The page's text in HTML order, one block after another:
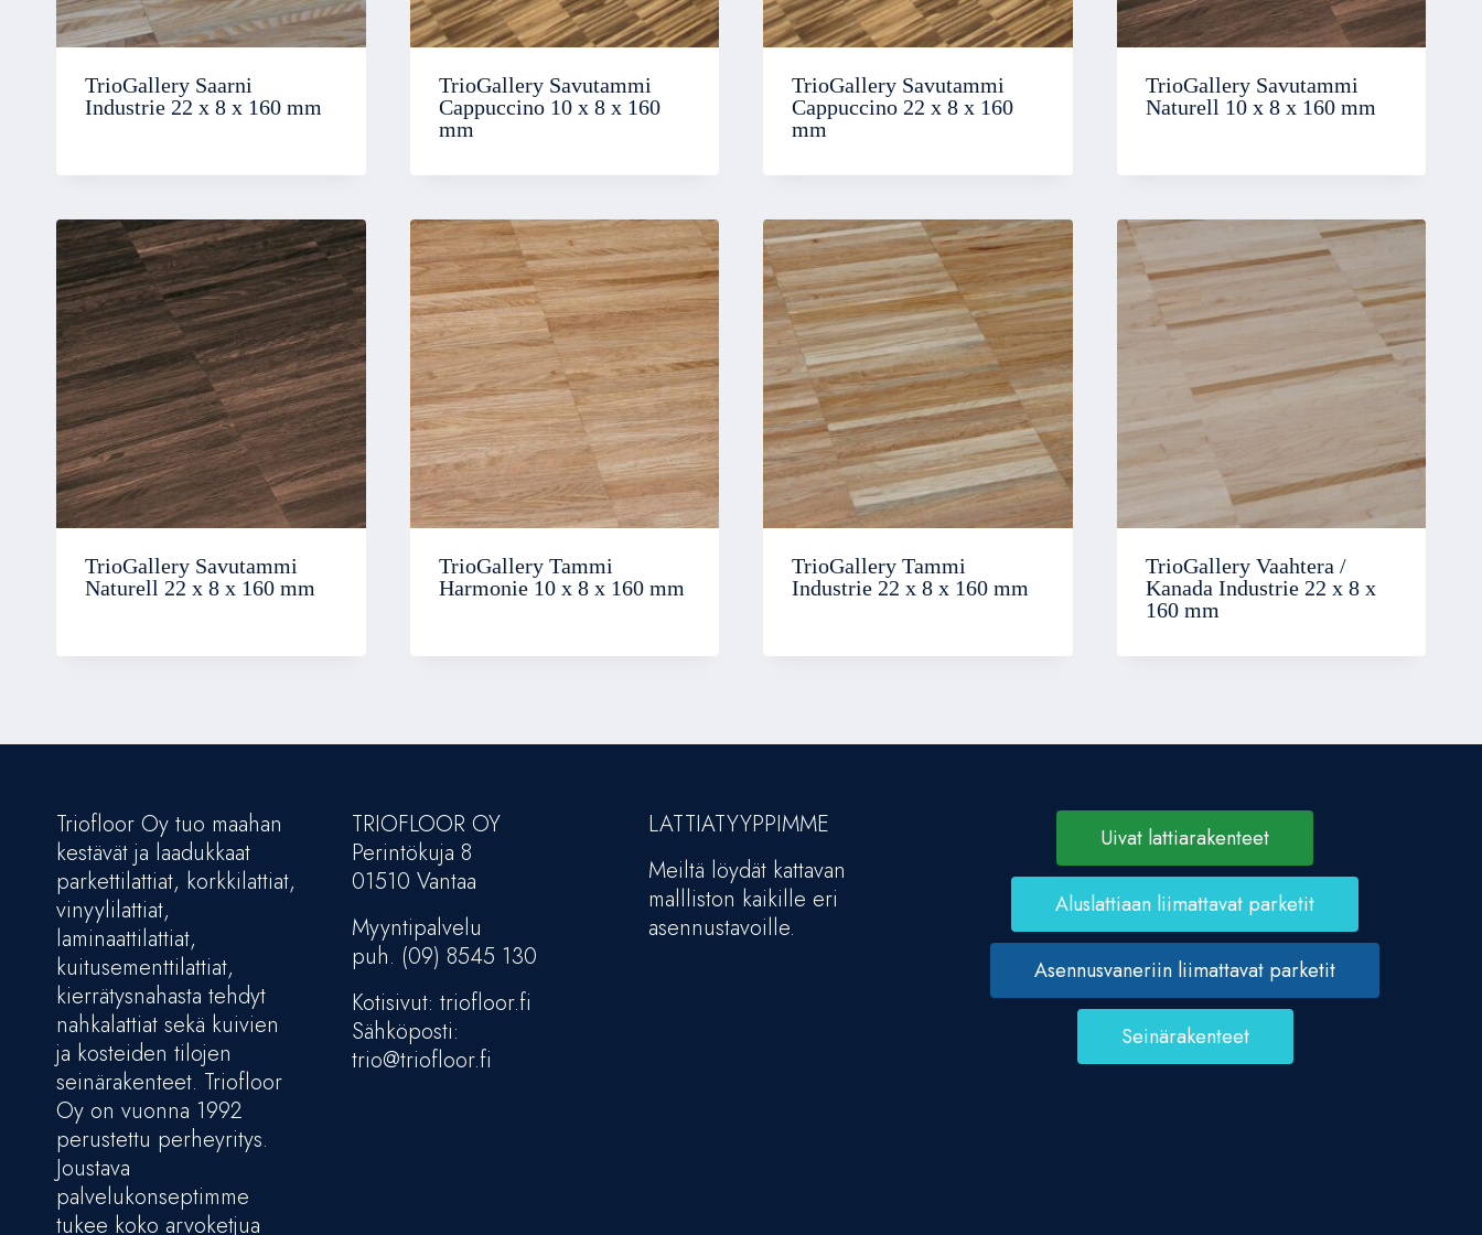
TrioGallery Saarni
Industrie 22 x 8 x 160 mm
TrioGallery Savutammi
Cappuccino 10 x 8 x 160
mm
TrioGallery Savutammi
Cappuccino 22 x 8 x 160
mm
TrioGallery Savutammi
Naturell 10 x 8 x 160 mm
TrioGallery Savutammi
Naturell 22 x 8 x 160 mm
TrioGallery Tammi
Harmonie 10 x 8 x 160 mm
TrioGallery Tammi
Industrie 22 x 8 x 160 mm
TrioGallery Vaahtera /
Kanada Industrie 22 x 8 x
160 mm
Triofloor Oy tuo maahan
kestävät ja laadukkaat
parkettilattiat, korkkilattiat,
vinyylilattiat,
laminaattilattiat,
kuitusementtilattiat,
kierrätysnahasta tehdyt
nahkalattiat sekä kuivien
ja kosteiden tilojen
seinärakenteet. Triofloor
Oy on vuonna 1992
perustettu perheyritys.
Joustava
palvelukonseptimme
tukee koko arvoketjua
TRIOFLOOR OY
Perintökuja 8
01510 Vantaa
Myyntipalvelu
puh. (09) 8545 130
Kotisivut: triofloor.fi
Sähköposti:
trio@triofloor.fi
LATTIATYYPPIMME
Meiltä löydät kattavan
mallliston kaikille eri
asennustavoille.
Uivat lattiarakenteet
Aluslattiaan liimattavat parketit
Asennusvaneriin liimattavat parketit
Seinärakenteet